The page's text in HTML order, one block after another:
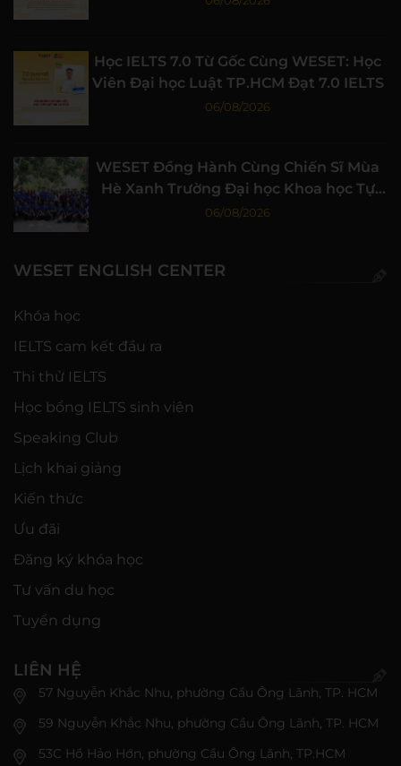
Học IELTS 7.0 Từ Gốc Cùng WESET: Học
Viên Đại học Luật TP.HCM Đạt 7.0 IELTS
06/08/2026
WESET Đồng Hành Cùng Chiến Sĩ Mùa
Hè Xanh Trường Đại học Khoa học Tự
nhiên, ĐHQG-HCM
06/08/2026
WESET ENGLISH CENTER
Khóa học
IELTS cam kết đầu ra
Thi thử IELTS
Học bổng IELTS sinh viên
Speaking Club
Lịch khai giảng
Kiến thức
Ưu đãi
Đăng ký khóa học
Tư vấn du học
Tuyển dụng
LIÊN HỆ
57 Nguyễn Khắc Nhu, phường Cầu Ông Lãnh, TP. HCM
59 Nguyễn Khắc Nhu, phường Cầu Ông Lãnh, TP. HCM
53C Hồ Hảo Hớn, phường Cầu Ông Lãnh, TP.HCM